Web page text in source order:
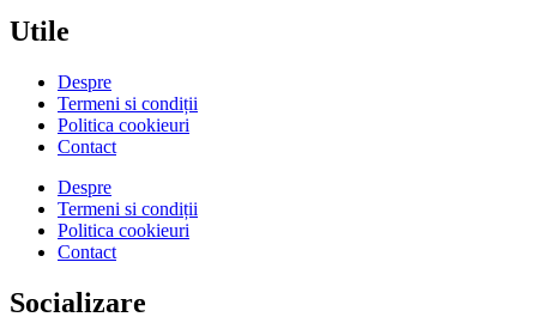
Utile
Despre
Termeni si condiții
Politica cookieuri
Contact
Despre
Termeni si condiții
Politica cookieuri
Contact
Socializare